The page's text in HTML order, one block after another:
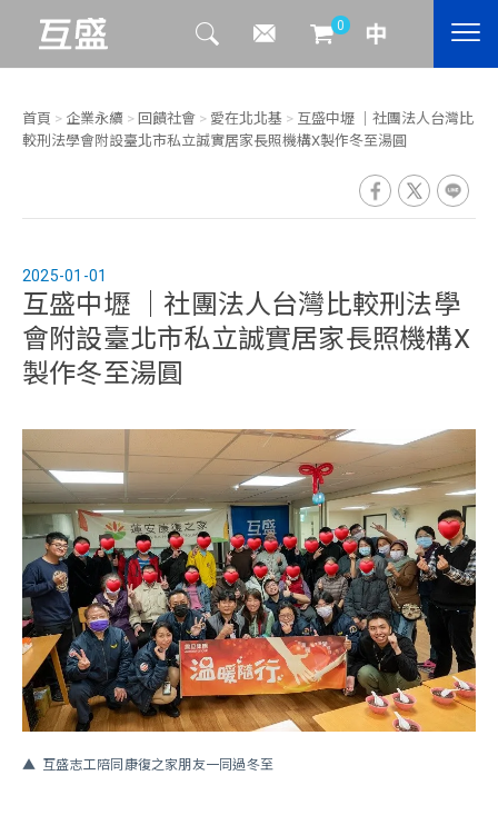
0
首頁 > 企業永續 > 回饋社會 > 愛在北北基 > 互盛中壢 ｜社團法人台灣比
較刑法學會附設臺北市私立誠實居家長照機構X製作冬至湯圓
2025-01-01
互盛中壢 ｜社團法人台灣比較刑法學
會附設臺北市私立誠實居家長照機構X
製作冬至湯圓
互盛志工陪同康復之家朋友一同過冬至